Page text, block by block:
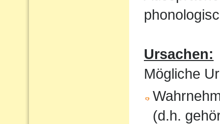
Ursachen:
Mögliche
(d.h.